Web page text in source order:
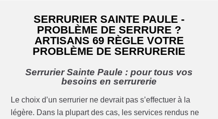
SERRURIER SAINTE PAULE -
PROBLÈME DE SERRURE ?
ARTISANS 69 RÈGLE VOTRE
PROBLÈME DE SERRURERIE
Serrurier Sainte Paule : pour tous vos
besoins en serrurerie
Le choix d’un serrurier ne devrait pas s’effectuer à la
légère. Dans la plupart des cas, les services rendus ne